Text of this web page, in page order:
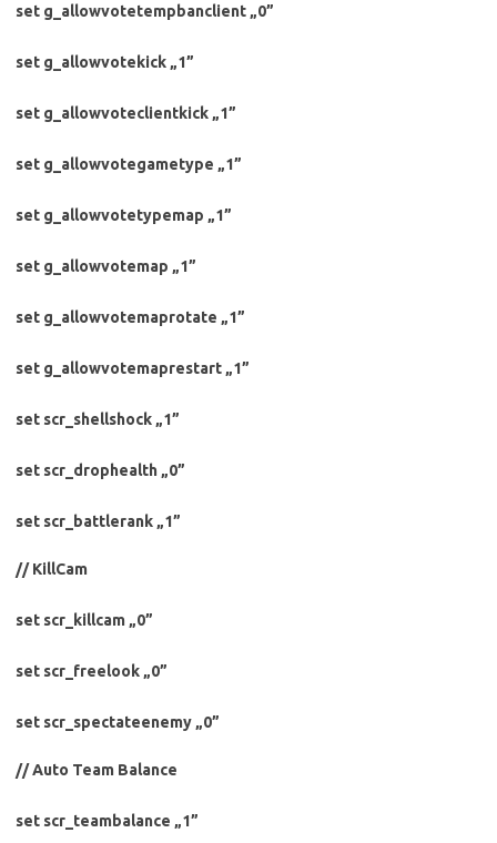
set g_allowvotetempbanclient „0”
set g_allowvotekick „1”
set g_allowvoteclientkick „1”
set g_allowvotegametype „1”
set g_allowvotetypemap „1”
set g_allowvotemap „1”
set g_allowvotemaprotate „1”
set g_allowvotemaprestart „1”
set scr_shellshock „1”
set scr_drophealth „0”
set scr_battlerank „1”
// KillCam
set scr_killcam „0”
set scr_freelook „0”
set scr_spectateenemy „0”
// Auto Team Balance
set scr_teambalance „1”